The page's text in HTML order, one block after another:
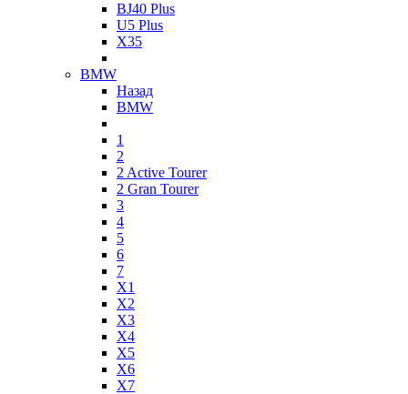
BJ40 Plus
U5 Plus
X35
BMW
Назад
BMW
1
2
2 Active Tourer
2 Gran Tourer
3
4
5
6
7
X1
X2
X3
X4
X5
X6
X7